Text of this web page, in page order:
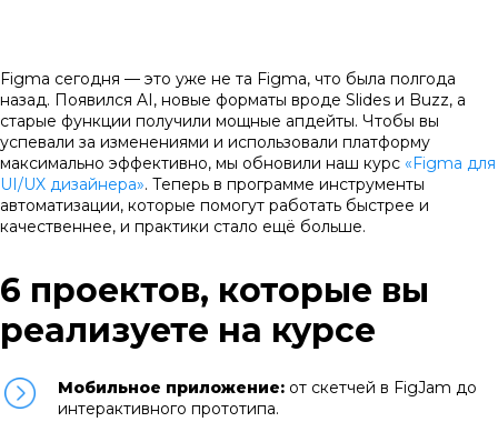
Figma сегодня — это уже не та Figma, что была полгода
назад. Появился AI, новые форматы вроде Slides и Buzz, а
старые функции получили мощные апдейты. Чтобы вы
успевали за изменениями и использовали платформу
максимально эффективно, мы обновили наш курс «Figma для
UI/UX дизайнера». Теперь в программе инструменты
автоматизации, которые помогут работать быстрее и
качественнее, и практики стало ещё больше.
6 проектов, которые вы
реализуете на курсе
Мобильное приложение: от скетчей в FigJam до
интерактивного прототипа.